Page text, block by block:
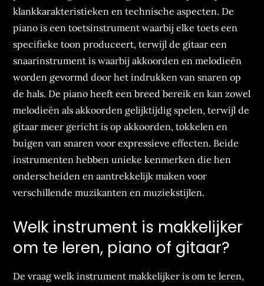
klankkarakteristieken en technische aspecten. De
piano is een toetsinstrument waarbij elke toets een
specifieke toon produceert, terwijl de gitaar een
snaarinstrument is waarbij akkoorden en melodieën
worden gevormd door het indrukken van snaren op
de hals. De piano heeft een breed bereik en kan zowel
melodieën als akkoorden gelijktijdig spelen, terwijl de
gitaar meer gericht is op akkoorden, tokkelen en
buigen van snaren voor expressieve effecten. Beide
instrumenten hebben unieke kenmerken die hen
onderscheiden en aantrekkelijk maken voor
verschillende muzikanten en muziekstijlen.
Welk instrument is makkelijker
om te leren, piano of gitaar?
De vraag welk instrument makkelijker is om te leren,